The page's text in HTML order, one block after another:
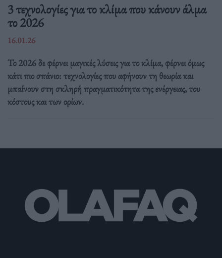
3 τεχνολογίες για το κλίμα που κάνουν άλμα
το 2026
16.01.26
Το 2026 δε φέρνει μαγικές λύσεις για το κλίμα, φέρνει όμως
κάτι πιο σπάνιο: τεχνολογίες που αφήνουν τη θεωρία και
μπαίνουν στη σκληρή πραγματικότητα της ενέργειας, του
κόστους και των ορίων.